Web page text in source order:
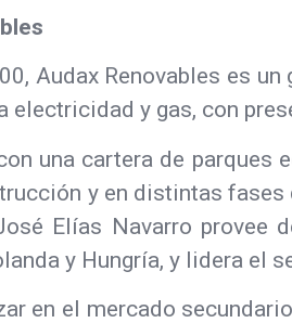
Audax Renovables es
electricidad y gas, con
una cartera de
y en distintas
Elías Navarro provee
y Hungría, y lidera el
en el mercado